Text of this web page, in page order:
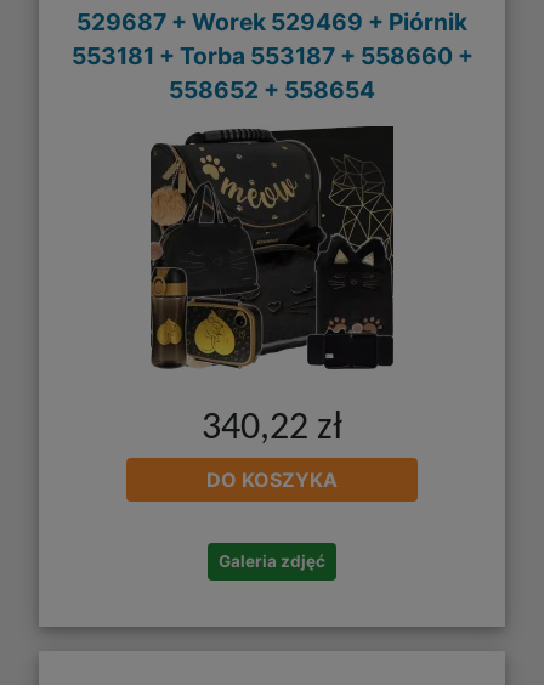
529687 + Worek 529469 + Piórnik
553181 + Torba 553187 + 558660 +
558652 + 558654
340,22 zł
DO KOSZYKA
Galeria zdjęć